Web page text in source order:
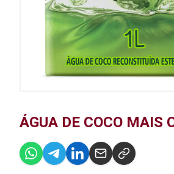
ÁGUA DE COCO MAIS